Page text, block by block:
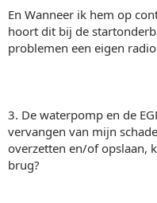
En Wanneer ik hem op
hoort dit bij de
problemen een eigen
3. De waterpomp en de
vervangen van mijn
overzetten en/of opslaan,
brug?